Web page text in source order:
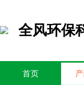
全风环保
首页